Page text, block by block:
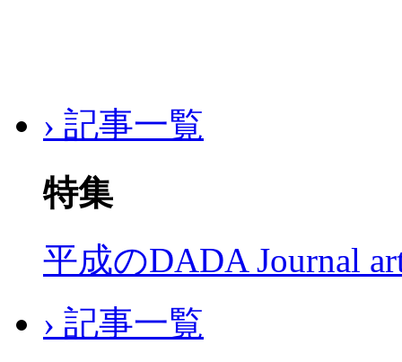
› 記事一覧
特集
平成のDADA Journal
› 記事一覧